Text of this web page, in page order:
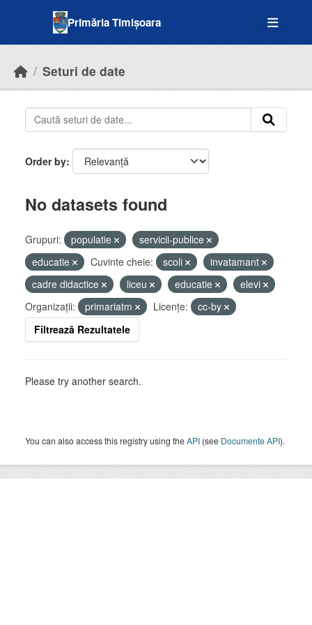
Primăria Timișoara
Seturi de date
Order by
No datasets found
Grupuri: populatie
servicii-publice
educatie
Cuvinte cheie: scoli
invatamant
cadre didactice
liceu educatie
elevi
Organizații:
primariatm Licenţe:
cc-by
Filtrează Rezultatele
Please try another search.
You can also access this registry using theAPI (see Documente API).